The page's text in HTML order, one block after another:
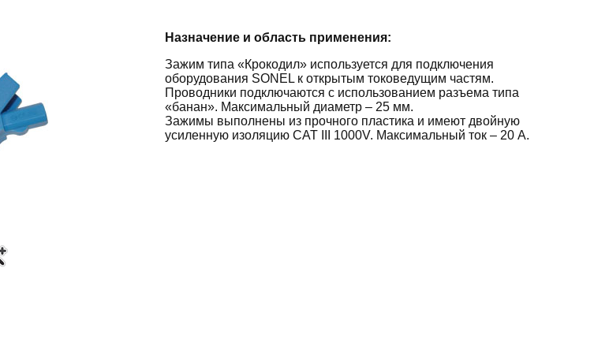
Назначение и область применения:
Зажим типа «Крокодил» используется для подключения
оборудования SONEL к открытым токоведущим частям.
Проводники подключаются с использованием разъема типа
«банан». Максимальный диаметр – 25 мм.
Зажимы выполнены из прочного пластика и имеют двойную
усиленную изоляцию CAT III 1000V. Максимальный ток – 20 А.